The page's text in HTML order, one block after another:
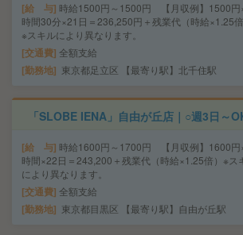
給 与 時給1500円～1500円 【月収例】1500円
時間30分×21日＝236,250円＋残業代（時給×1.25倍
※スキルにより異なります。
交通費 全額支給
勤務地 東京都足立区 【最寄り駅】北千住駅
「SLOBE IENA」自由が丘店｜○週3日～
給 与 時給1600円～1700円 【月収例】1600円
時間×22日＝243,200＋残業代（時給×1.25倍）※ス
により異なります。
交通費 全額支給
勤務地 東京都目黒区 【最寄り駅】自由が丘駅